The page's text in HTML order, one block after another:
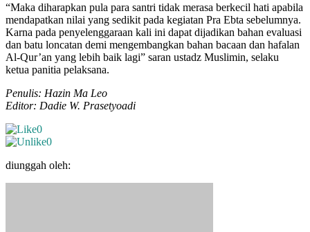
“Maka diharapkan pula para santri tidak merasa berkecil hati apabila
mendapatkan nilai yang sedikit pada kegiatan Pra Ebta sebelumnya.
Karna pada penyelenggaraan kali ini dapat dijadikan bahan evaluasi
dan batu loncatan demi mengembangkan bahan bacaan dan hafalan
Al-Qur’an yang lebih baik lagi” saran ustadz Muslimin, selaku
ketua panitia pelaksana.
Penulis: Hazin Ma Leo
Editor: Dadie W. Prasetyoadi
0
0
diunggah oleh: